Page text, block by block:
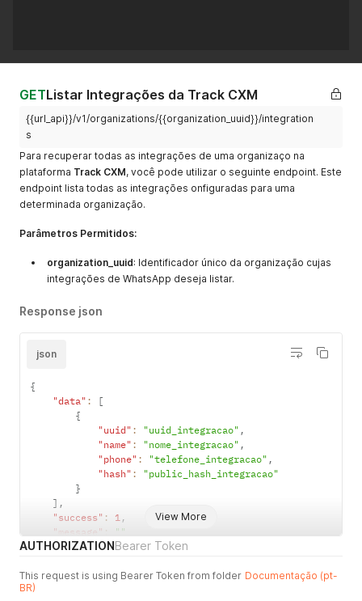
GETListar Integrações da Track CXM
{{url_api}}/v1/organizations/{{organization_uuid}}/integration
s
Para recuperar todas as integrações de uma organizaço na
plataforma Track CXM, você pode utilizar o seguinte endpoint. Este
endpoint lista todas as integrações onfiguradas para uma
determinada organização.
Parâmetros Permitidos:
organization_uuid: Identificador único da organização cujas
integrações de WhatsApp deseja listar.
Response json
View More
json
{
"data" :
[
{
"uuid" : "uuid_integracao" ,
"name" : "nome_integracao" ,
"phone" : "telefone_integracao" ,
"hash" :
"public_hash_integracao"
}
] ,
"success" : 1 ,
"message" :
""
}
AUTHORIZATIONBearer Token
This request is using Bearer Token from folder Documentação (pt-
BR)